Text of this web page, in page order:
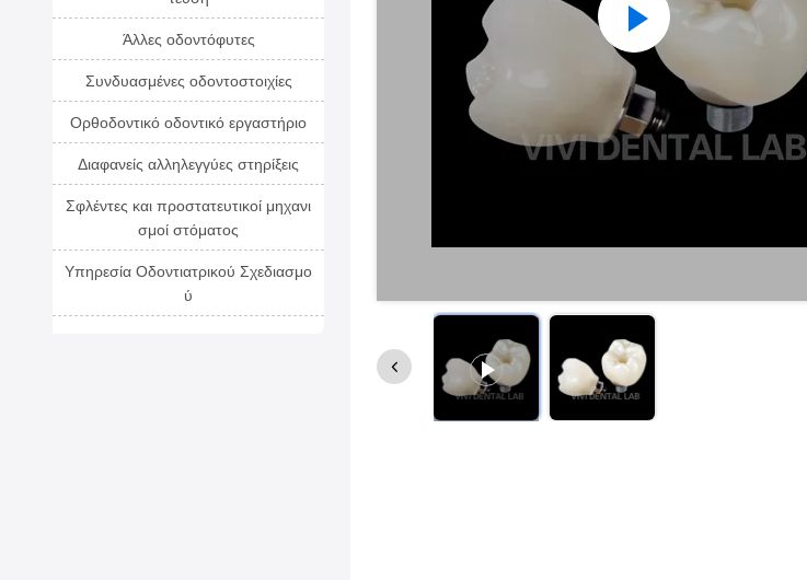
Άλλες οδοντόφυτες
Συνδυασμένες οδοντοστοιχίες
Ορθοδοντικό οδοντικό εργαστήριο
Διαφανείς αλληλεγγύες στηρίξεις
Σφλέντες και προστατευτικοί μηχανι
σμοί στόματος
Υπηρεσία Οδοντιατρικού Σχεδιασμο
ύ